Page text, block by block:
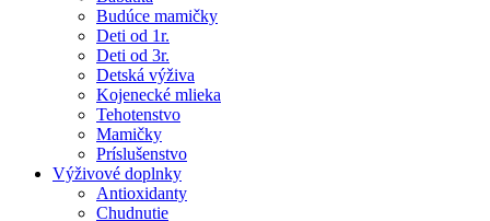
Budúce mamičky
Deti od 1r.
Deti od 3r.
Detská výživa
Kojenecké mlieka
Tehotenstvo
Mamičky
Príslušenstvo
Výživové doplnky
Antioxidanty
Chudnutie